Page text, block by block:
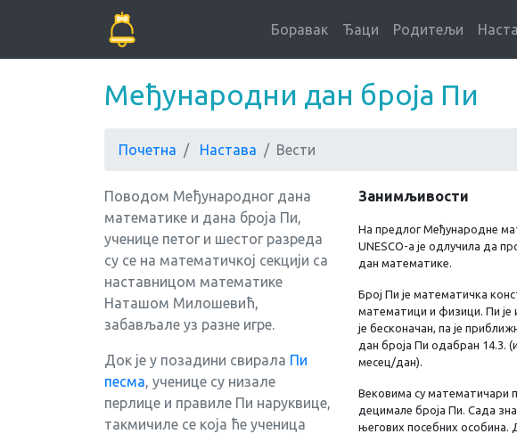
Боравак Ђаци Родитељи
Међународни дан броја Пи
Почетна Настава Вести
Поводом Међународног дана
математике и дана броја Пи,
ученице петог и шестог разреда
су се на математичкој секцији са
наставницом математике
Наташом Милошевић,
забављале уз разне игре.
Док је у позадини свирала Пи
песма, ученице су низале
перлице и правиле Пи наруквице,
такмичиле се која ће ученица
Занимљивости
На предлог Међународне
UNESCO-а је одлучила да
дан математике.
Број Пи је математичка
математици и физици. Пи је
је бесконачан, па је
дан броја Пи одабран 14.3.
месец/дан).
Вековима су математичари
децимале броја Пи. Сада
његових посебних особина.